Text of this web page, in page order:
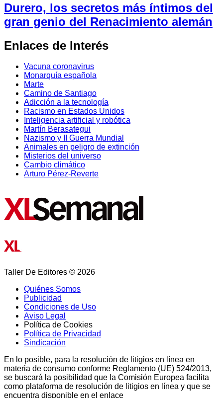
Durero, los secretos más íntimos del
gran genio del Renacimiento alemán
Enlaces de Interés
Vacuna coronavirus
Monarquía española
Marte
Camino de Santiago
Adicción a la tecnología
Racismo en Estados Unidos
Inteligencia artificial y robótica
Martín Berasategui
Nazismo y II Guerra Mundial
Animales en peligro de extinción
Misterios del universo
Cambio climático
Arturo Pérez-Reverte
Taller De Editores © 2026
Quiénes Somos
Publicidad
Condiciones de Uso
Aviso Legal
Política de Cookies
Política de Privacidad
Sindicación
En lo posible, para la resolución de litigios en línea en
materia de consumo conforme Reglamento (UE) 524/2013,
se buscará la posibilidad que la Comisión Europea facilita
como plataforma de resolución de litigios en línea y que se
encuentra disponible en el enlace